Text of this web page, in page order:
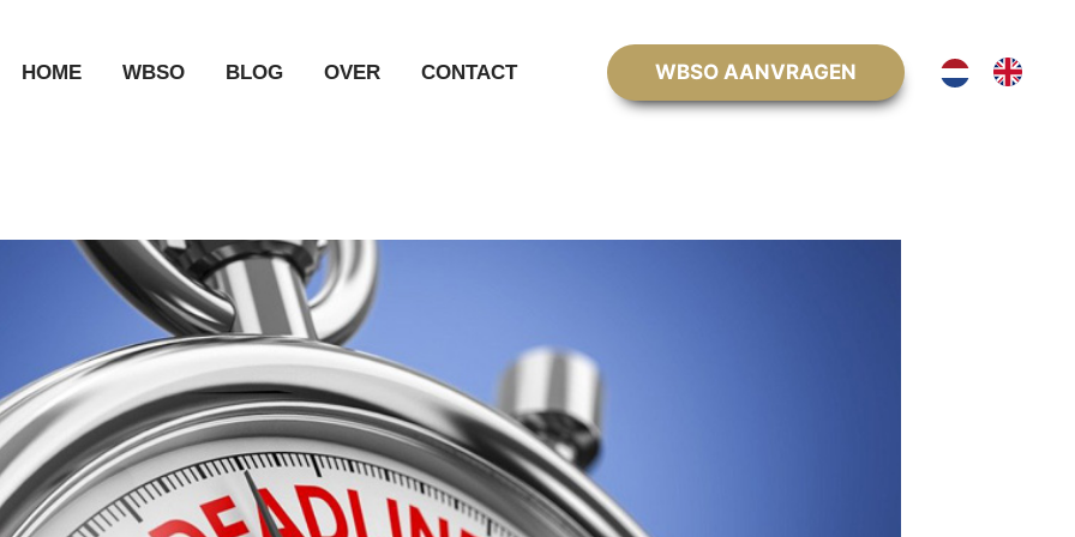
HOME WBSO BLOG OVER CONTACT WBSO AANVRAGEN